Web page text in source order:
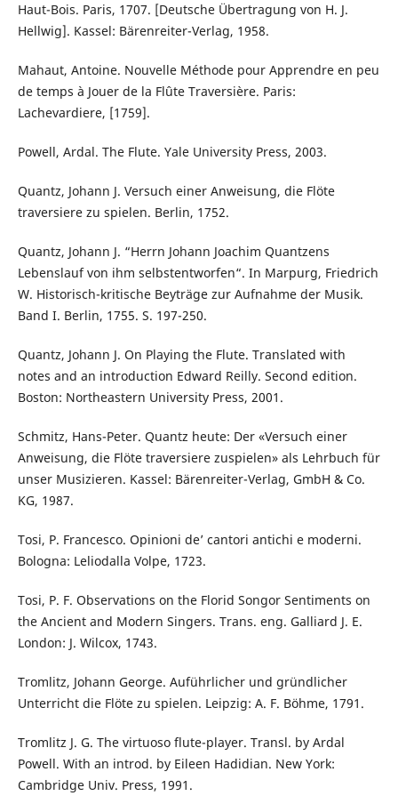
Haut-Bois. Paris, 1707. [Deutsche Übertragung von H. J.
Hellwig]. Kassel: Bärenreiter-Verlag, 1958.
Mahaut, Antoine. Nouvelle Méthode pour Apprendre en peu
de temps à Jouer de la Flûte Traversière. Paris:
Lachevardiere, [1759].
Powell, Ardal. The Flute. Yale University Press, 2003.
Quantz, Johann J. Versuch einer Anweisung, die Flöte
traversiere zu spielen. Berlin, 1752.
Quantz, Johann J. “Herrn Johann Joachim Quantzens
Lebenslauf von ihm selbstentworfen“. In Marpurg, Friedrich
W. Historisch-kritische Beyträge zur Aufnahme der Musik.
Band I. Berlin, 1755. S. 197-250.
Quantz, Johann J. On Playing the Flute. Translated with
notes and an introduction Edward Reilly. Second edition.
Boston: Northeastern University Press, 2001.
Schmitz, Hans-Peter. Quantz heute: Der «Versuch einer
Anweisung, die Flöte traversiere zuspielen» als Lehrbuch für
unser Musizieren. Kassel: Bärenreiter-Verlag, GmbH & Co.
KG, 1987.
Tosi, P. Francesco. Opinioni de’ cantori antichi e moderni.
Bologna: Leliodalla Volpe, 1723.
Tosi, P. F. Observations on the Florid Songor Sentiments on
the Ancient and Modern Singers. Trans. eng. Galliard J. E.
London: J. Wilcox, 1743.
Tromlitz, Johann George. Auführlicher und gründlicher
Unterricht die Flöte zu spielen. Leipzig: A. F. Böhme, 1791.
Tromlitz J. G. The virtuoso flute-player. Transl. by Ardal
Powell. With an introd. by Eileen Hadidian. New York:
Cambridge Univ. Press, 1991.